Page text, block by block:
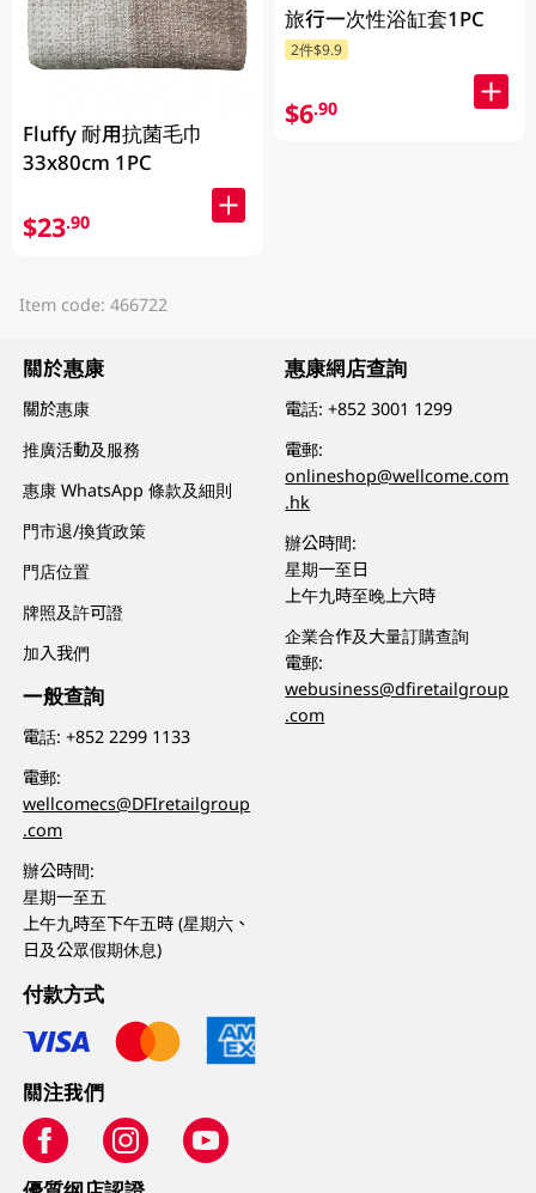
Fluffy 耐用抗菌毛巾
33x80cm 1PC
$23.90
旅行一次性浴缸套1PC
2件$9.9
$6.90
Item code: 466722
關於惠康
關於惠康
推廣活動及服務
惠康 WhatsApp 條款及細則
門市退/換貨政策
門店位置
牌照及許可證
加入我們
一般查詢
電話:+852 2299 1133
電郵:
wellcomecs@DFIretailgroup
.com
辦公時間:
星期一至五
上午九時至下午五時 (星期六、
日及公眾假期休息)
惠康網店查詢
電話:+852 3001 1299
電郵:
onlineshop@wellcome.com
.hk
辦公時間:
星期一至日
上午九時至晚上六時
企業合作及大量訂購查詢
電郵:
webusiness@dfiretailgroup
.com
付款方式
關注我們